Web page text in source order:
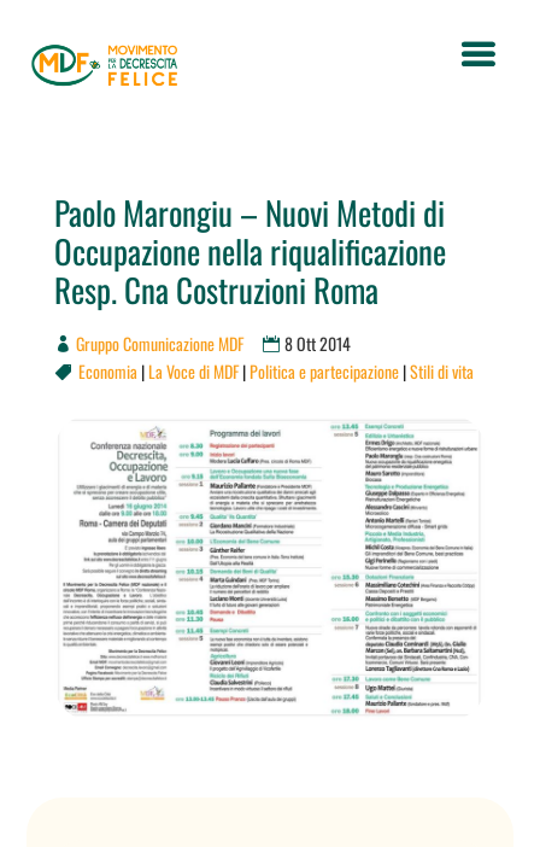
Paolo Marongiu – Nuovi Metodi di
Occupazione nella riqualificazione
Resp. Cna Costruzioni Roma
Gruppo Comunicazione MDF 8 Ott 2014
 Economia |La Voce di MDF|Politica e partecipazione|Stili di vita